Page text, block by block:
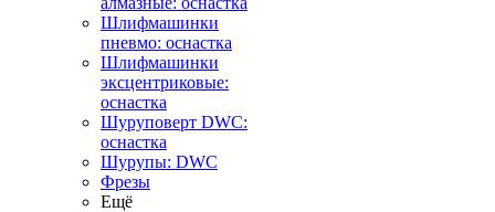
Шлифмашинки
пневмо: оснастка
Шлифмашинки
эксцентриковые:
оснастка
Шуруповерт DWC:
оснастка
Шурупы: DWC
Фрезы
Ещё